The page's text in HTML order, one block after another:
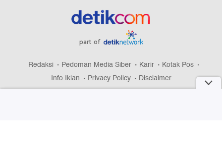
part of
Redaksi Pedoman Media Siber Karir
Kotak Pos
Info Iklan
Privacy Policy Disclaimer